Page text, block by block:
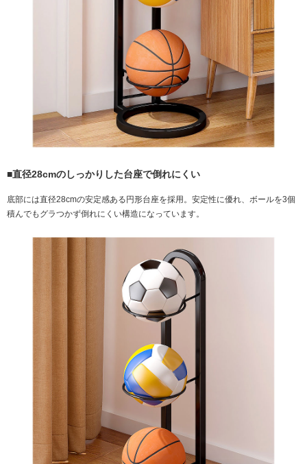
■直径28cmのしっかりした台座で倒れにくい
底部には直径28cmの安定感ある円形台座を採用。安定性に優れ、ボールを3個
積んでもグラつかず倒れにくい構造になっています。